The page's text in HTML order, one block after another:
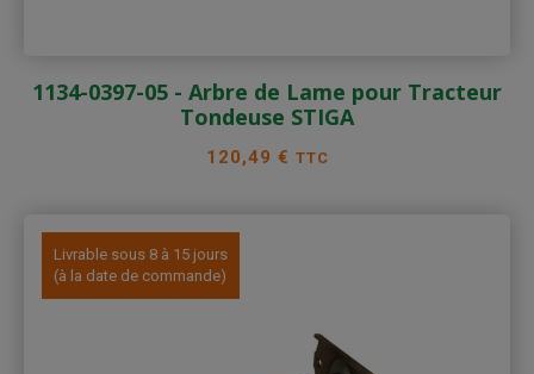
1134-0397-05 - Arbre de Lame pour Tracteur
Tondeuse STIGA
Prix
120,49 € TTC
Livrable sous 8 à 15 jours
(à la date de commande)